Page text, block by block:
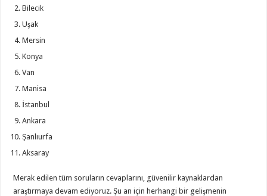
Bilecik
Uşak
Mersin
Konya
Van
Manisa
İstanbul
Ankara
Şanlıurfa
Aksaray
Merak edilen tüm soruların cevaplarını, güvenilir kaynaklardan
araştırmaya devam ediyoruz. Şu an için herhangi bir gelişmenin